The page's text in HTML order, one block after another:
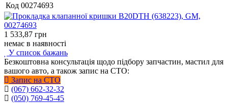
Код 00274693
1 533,87 грн
немає в наявності
У список бажань
Безкоштовна консультація щодо підбору запчастин, мастил для
вашого авто, а також запис на СТО:
Запис на СТО
(067) 662-32-32
(050) 769-45-45